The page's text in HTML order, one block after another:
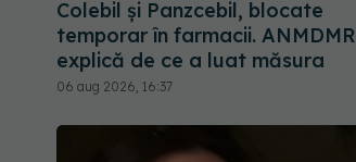
Colebil și Panzcebil, blocate
temporar în farmacii. ANMDMR
explică de ce a luat măsura
06 aug 2026, 16:37